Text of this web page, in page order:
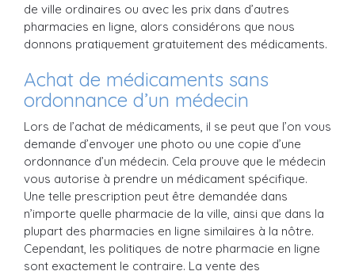
de ville ordinaires ou avec les prix dans d’autres
pharmacies en ligne, alors considérons que nous
donnons pratiquement gratuitement des médicaments.
Achat de médicaments sans
ordonnance d’un médecin
Lors de l’achat de médicaments, il se peut que l’on vous
demande d’envoyer une photo ou une copie d’une
ordonnance d’un médecin. Cela prouve que le médecin
vous autorise à prendre un médicament spécifique.
Une telle prescription peut être demandée dans
n’importe quelle pharmacie de la ville, ainsi que dans la
plupart des pharmacies en ligne similaires à la nôtre.
Cependant, les politiques de notre pharmacie en ligne
sont exactement le contraire. La vente des